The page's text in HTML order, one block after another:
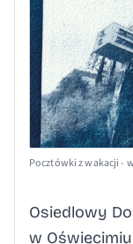
Pocztówki z wakacji -
Osiedlowy
w